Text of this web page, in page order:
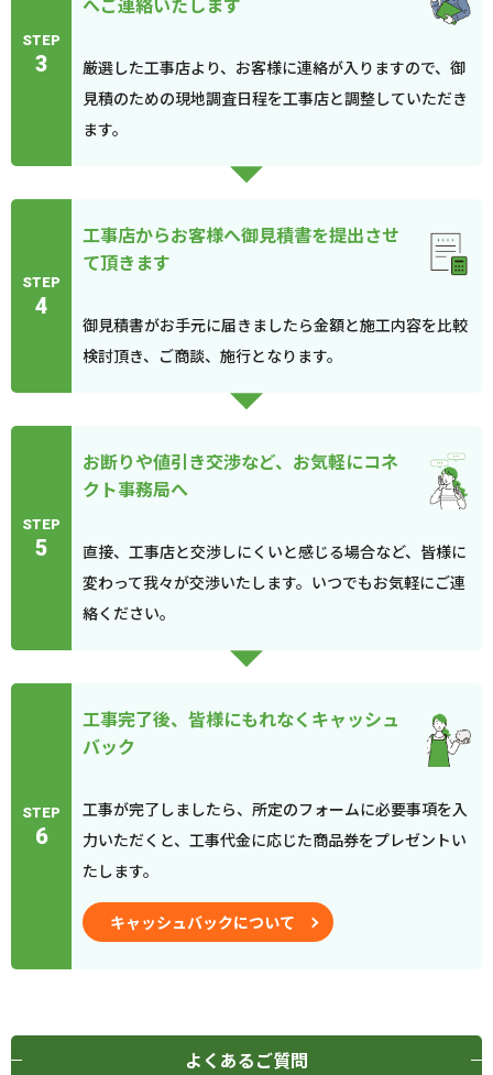
STEP
3
厳選した工事店より、お客様に連絡が入りますので、御
見積のための現地調査日程を工事店と調整していただき
ます。
STEP
4
工事店からお客様へ御見積書を提出させ
て頂きます
御見積書がお手元に届きましたら金額と施工内容を比較
検討頂き、ご商談、施行となります。
STEP
5
お断りや値引き交渉など、お気軽にコネ
クト事務局へ
直接、工事店と交渉しにくいと感じる場合など、皆様に
変わって我々が交渉いたします。いつでもお気軽にご連
絡ください。
STEP
6
工事完了後、皆様にもれなくキャッシュ
バック
工事が完了しましたら、所定のフォームに必要事項を入
力いただくと、工事代金に応じた商品券をプレゼントい
たします。
キャッシュバックについて
よくあるご質問